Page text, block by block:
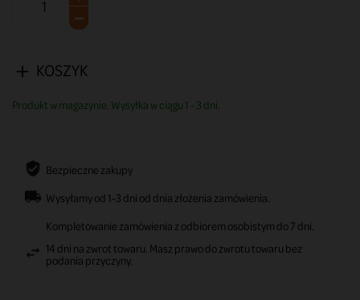
KOSZYK
Produkt w magazynie. Wysyłka w ciągu 1 - 3 dni.
Bezpieczne zakupy
Wysyłamy od 1-3 dni od dnia złożenia zamówienia.
Kompletowanie zamówienia z odbiorem osobistym do 7 dni.
14 dni na zwrot towaru. Masz prawo do zwrotu towaru bez
podania przyczyny.